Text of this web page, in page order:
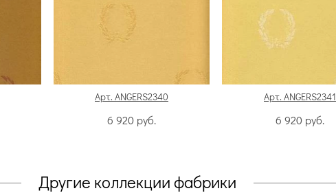
Арт. ANGERS2340
6 920 руб.
Арт. ANGERS2341
6 920 руб.
Другие коллекции фабрики